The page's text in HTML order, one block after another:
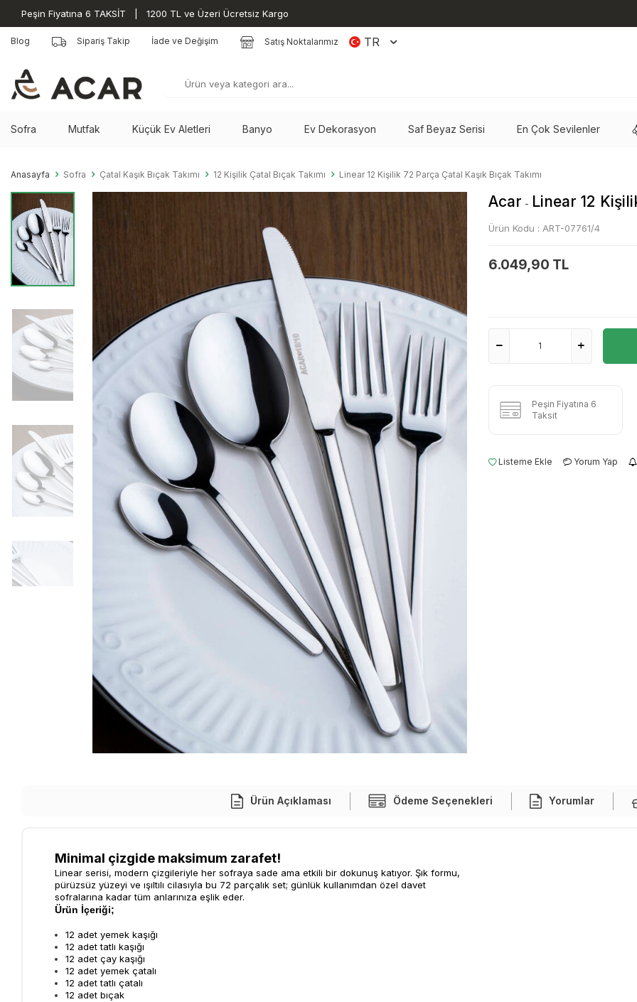
Peşin Fiyatına 6 TAKSİT | 1200 TL ve Üzeri Ücretsiz Kargo
Blog Sipariş Takip İade ve Değişim Satış Noktalarımız TR
Sofra Mutfak Küçük Ev Aletleri Banyo Ev Dekorasyon Saf Beyaz Serisi En Çok Sevilenler
Anasayfa Sofra Çatal Kaşık Bıçak Takımı 12 Kişilik Çatal Bıçak Takımı Linear 12 Kişilik 72 Parça Çatal Kaşık Bıçak Takımı
Acar - Linear 12
Ürün Kodu : ART-07761/4
6.049,90 TL
Peşin Fiyatına 6
Taksit
Listeme Ekle Yorum Yap
Ürün Açıklaması Ödeme Seçenekleri Yorumlar
Minimal çizgide maksimum zarafet!
Linear serisi, modern çizgileriyle her sofraya sade ama etkili bir dokunuş katıyor. Şık formu,
pürüzsüz yüzeyi ve ışıltılı cilasıyla bu 72 parçalık set; günlük kullanımdan özel davet
sofralarına kadar tüm anlarınıza eşlik eder.
Ürün İçeriği;
12 adet yemek kaşığı
12 adet tatlı kaşığı
12 adet çay kaşığı
12 adet yemek çatalı
12 adet tatlı çatalı
12 adet bıçak